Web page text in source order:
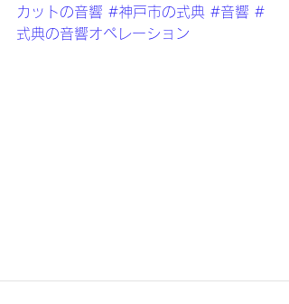
カットの音響 #神戸市の式典 #音響 #
式典の音響オペレーション